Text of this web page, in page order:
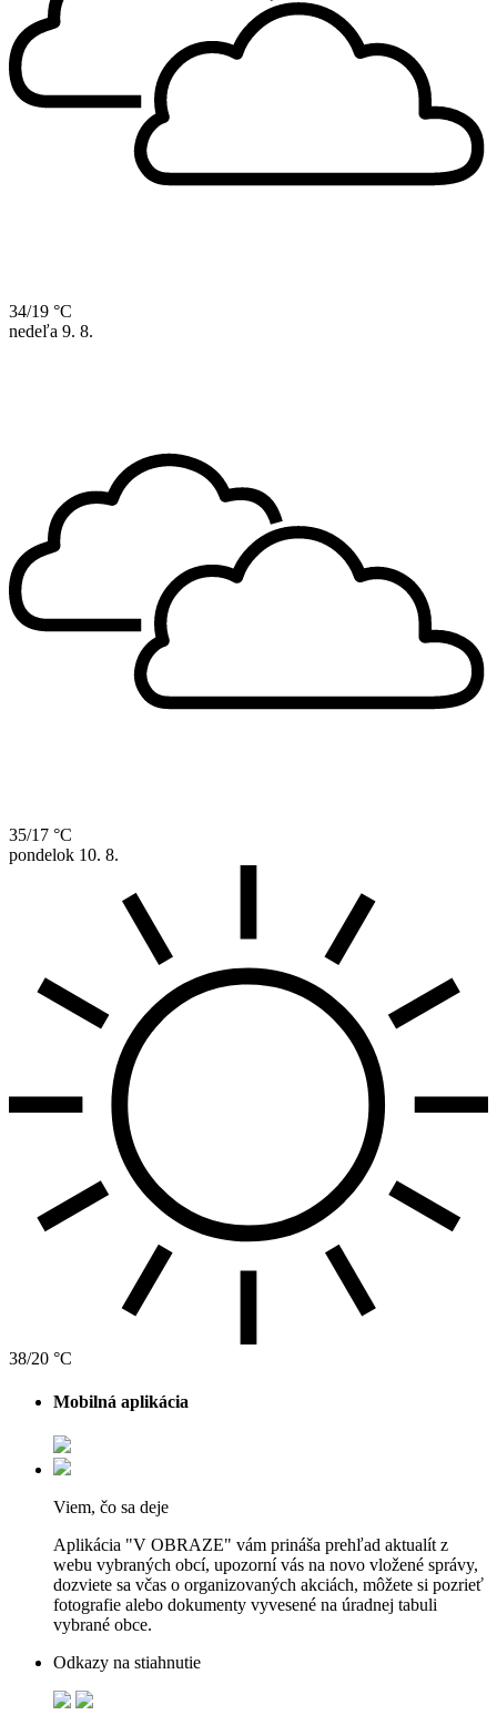
34/19 °C
nedeľa 9. 8.
35/17 °C
pondelok 10. 8.
38/20 °C
Mobilná aplikácia
Viem, čo sa deje
Aplikácia "V OBRAZE" vám prináša prehľad aktualít z
webu vybraných obcí, upozorní vás na novo vložené správy,
dozviete sa včas o organizovaných akciách, môžete si pozrieť
fotografie alebo dokumenty vyvesené na úradnej tabuli
vybrané obce.
Odkazy na stiahnutie